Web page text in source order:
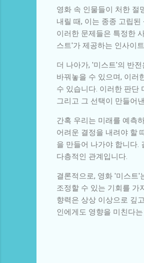
영화 속 인물들이 처한 절
내릴 때, 이는 종종 고립
이러한 문제들은 특정한
스트'가 제공하는 인사이
더 나아가, '미스트'의 반
바꿔놓을 수 있으며, 이러
수 있습니다. 이러한 판단
그리고 그 선택이 만들어
간혹 우리는 미래를 예측
어려운 결정을 내려야 할
을 만들어 나가야 합니다.
다층적인 관계입니다.
결론적으로, 영화 '미스트'
조정할 수 있는 기회를 가
향력은 상상 이상으로 깊
인에게도 영향을 미친다